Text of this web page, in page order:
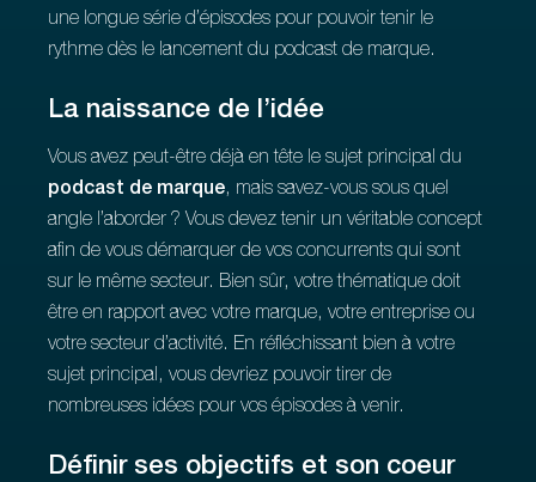
une longue série d’épisodes pour pouvoir tenir le
rythme dès le lancement du podcast de marque.
La naissance de l’idée
Vous avez peut-être déjà en tête le sujet principal du
podcast de marque, mais savez-vous sous quel
angle l’aborder ? Vous devez tenir un véritable concept
afin de vous démarquer de vos concurrents qui sont
sur le même secteur. Bien sûr, votre thématique doit
être en rapport avec votre marque, votre entreprise ou
votre secteur d’activité. En réfléchissant bien à votre
sujet principal, vous devriez pouvoir tirer de
nombreuses idées pour vos épisodes à venir.
Définir ses objectifs et son coeur